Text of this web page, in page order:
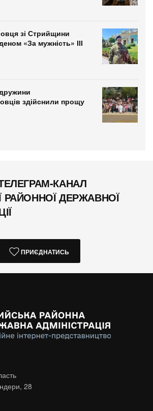
зі Стрийщини
«За мужність» ІІІ
здійснили прощу
КАНАЛ
РАЙОННОЇ ДЕРЖАВНОЇ
ПРИЄДНАТИСЬ
28